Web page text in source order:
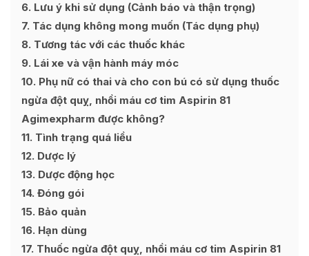
6 Lưu ý khi sử dụng (Cảnh báo và thận trọng)
7 Tác dụng không mong muốn (Tác dụng phụ)
8 Tương tác với các thuốc khác
9 Lái xe và vận hành máy móc
10 Phụ nữ có thai và cho con bú có sử dụng thuốc
ngừa đột quỵ, nhồi máu cơ tim Aspirin 81
Agimexpharm được không?
11 Tình trạng quá liều
12 Dược lý
13 Dược động học
14 Đóng gói
15 Bảo quản
16 Hạn dùng
17 Thuốc ngừa đột quỵ, nhồi máu cơ tim Aspirin 81